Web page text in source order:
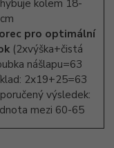
pro optimální
(2xvýška+čistá
nášlapu=63
2x19+25=63
výsledek:
mezi 60-65